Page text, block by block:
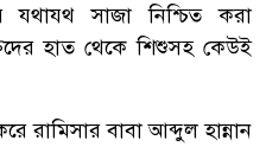
সাজা নিশ্চিত করা
হাত থেকে শিশুসহ কেউই
রামিসার বাবা আব্দুল হান্নান